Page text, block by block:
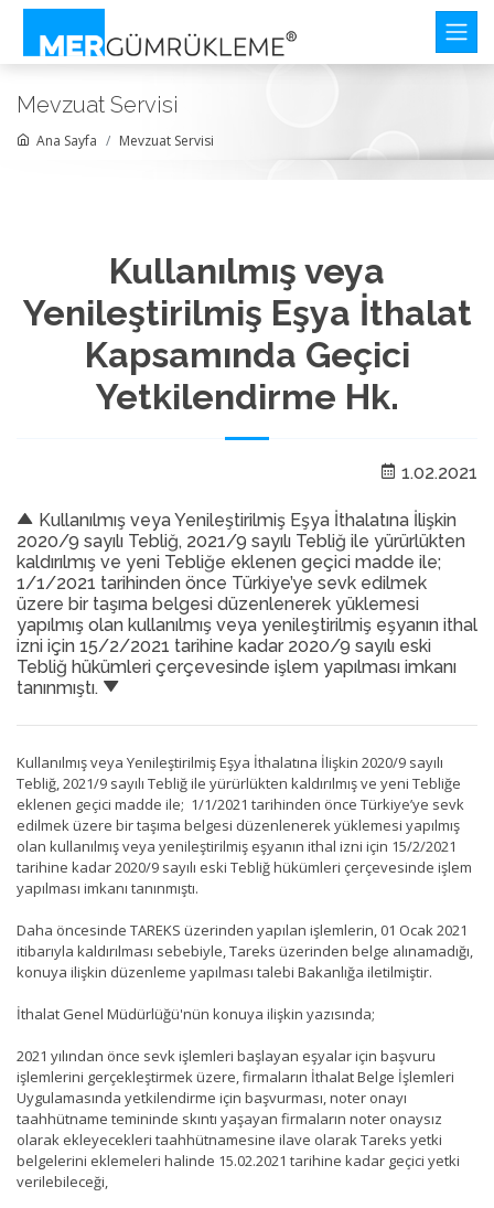
Mevzuat Servisi
Ana Sayfa Mevzuat Servisi
Kullanılmış veya
Yenileştirilmiş Eşya İthalat
Kapsamında Geçici
Yetkilendirme Hk.
1.02.2021
Kullanılmış veya Yenileştirilmiş Eşya İthalatına İlişkin
2020/9 sayılı Tebliğ, 2021/9 sayılı Tebliğ ile yürürlükten
kaldırılmış ve yeni Tebliğe eklenen geçici madde ile;
1/1/2021 tarihinden önce Türkiye’ye sevk edilmek
üzere bir taşıma belgesi düzenlenerek yüklemesi
yapılmış olan kullanılmış veya yenileştirilmiş eşyanın ithal
izni için 15/2/2021 tarihine kadar 2020/9 sayılı eski
Tebliğ hükümleri çerçevesinde işlem yapılması imkanı
tanınmıştı.
Kullanılmış veya Yenileştirilmiş Eşya İthalatına İlişkin 2020/9 sayılı
Tebliğ, 2021/9 sayılı Tebliğ ile yürürlükten kaldırılmış ve yeni Tebliğe
eklenen geçici madde ile; 1/1/2021 tarihinden önce Türkiye’ye sevk
edilmek üzere bir taşıma belgesi düzenlenerek yüklemesi yapılmış
olan kullanılmış veya yenileştirilmiş eşyanın ithal izni için 15/2/2021
tarihine kadar 2020/9 sayılı eski Tebliğ hükümleri çerçevesinde işlem
yapılması imkanı tanınmıştı.
Daha öncesinde TAREKS üzerinden yapılan işlemlerin, 01 Ocak 2021
itibarıyla kaldırılması sebebiyle, Tareks üzerinden belge alınamadığı,
konuya ilişkin düzenleme yapılması talebi Bakanlığa iletilmiştir.
İthalat Genel Müdürlüğü'nün konuya ilişkin yazısında;
2021 yılından önce sevk işlemleri başlayan eşyalar için başvuru
işlemlerini gerçekleştirmek üzere, firmaların İthalat Belge İşlemleri
Uygulamasında yetkilendirme için başvurması, noter onayı
taahhütname temininde skıntı yaşayan firmaların noter onaysız
olarak ekleyecekleri taahhütnamesine ilave olarak Tareks yetki
belgelerini eklemeleri halinde 15.02.2021 tarihine kadar geçici yetki
verilebileceği,